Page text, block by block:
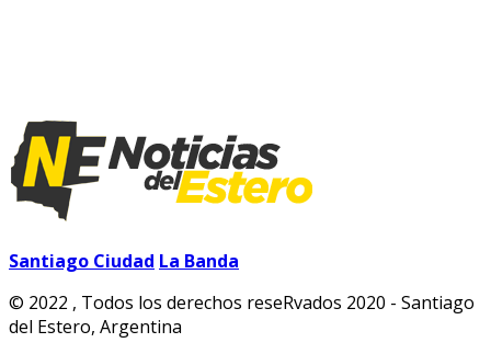
Santiago Ciudad La Banda
© 2022 , Todos los derechos reseRvados 2020 - Santiago
del Estero, Argentina